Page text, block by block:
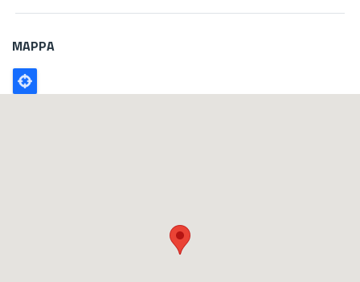
MAPPA
Poligono
GEO